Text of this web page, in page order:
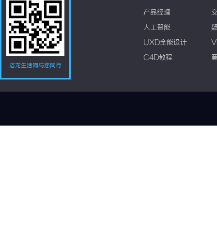
洛龙生活网与您同行
产品经理
人工智能
UXD全能设计
C4D教程